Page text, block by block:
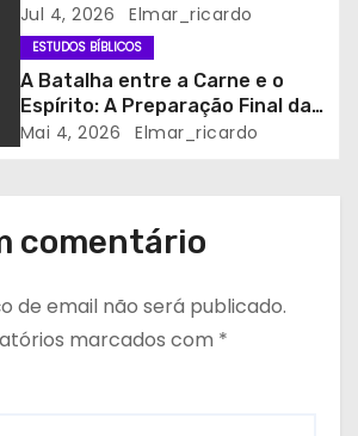
Jul 4, 2026 Elmar_ricardo
ESTUDOS BÍBLICOS
A Batalha entre a Carne e o
Espírito: A Preparação Final da
Igreja para o Arrebatamento
Mai 4, 2026 Elmar_ricardo
comentário
de email não será publicado.
marcados com *